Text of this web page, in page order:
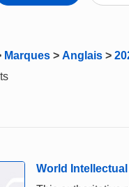
Marques > Anglais >
World